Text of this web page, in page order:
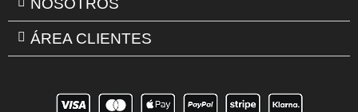
NOSOTROS
ÁREA CLIENTES